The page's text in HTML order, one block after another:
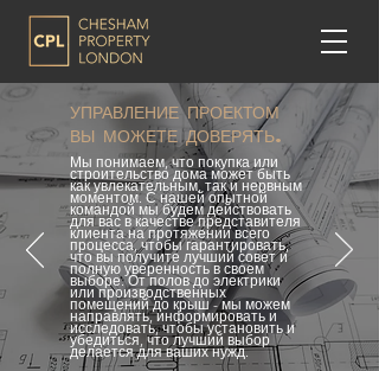
УПРАВЛЕНИЕ ПРОЕКТОМ
ВЫ МОЖЕТЕ ДОВЕРЯТЬ.
Мы понимаем, что покупка или
строительство дома может быть
как увлекательным, так и нервным
моментом. С нашей опытной
командой мы будем действовать
для вас в качестве представителя
клиента на протяжении всего
процесса, чтобы гарантировать,
что вы получите лучший совет и
полную уверенность в своем
выборе. От полов до электрики
или производственных
помещений до крыш - мы можем
направлять, информировать и
исследовать, чтобы установить и
убедиться, что лучший выбор
делается для ваших нужд.